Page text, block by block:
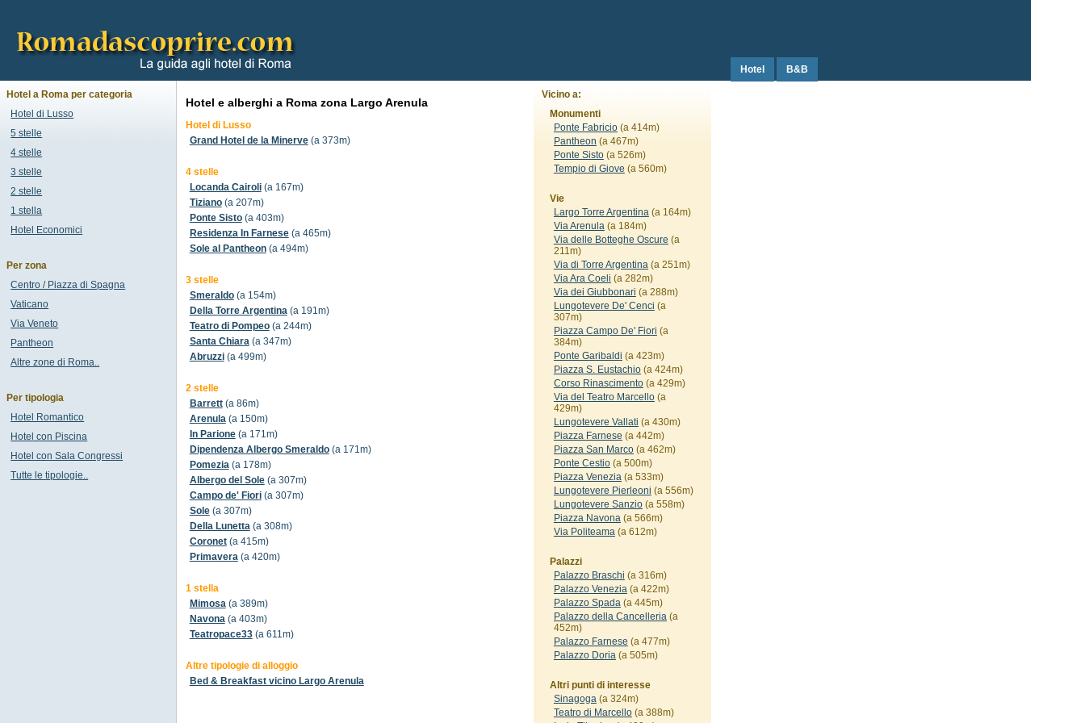
Hotel B&B
Hotel e alberghi a Roma zona Largo Arenula
Hotel di Lusso
Grand Hotel de la Minerve(a 373m)
4 stelle
Locanda Cairoli(a 167m)
Tiziano(a 207m)
Ponte Sisto(a 403m)
Residenza In Farnese(a 465m)
Sole al Pantheon(a 494m)
3 stelle
Smeraldo(a 154m)
Della Torre Argentina(a 191m)
Teatro di Pompeo(a 244m)
Santa Chiara(a 347m)
Abruzzi(a 499m)
2 stelle
Barrett(a 86m)
Arenula(a 150m)
In Parione(a 171m)
Dipendenza Albergo Smeraldo(a 171m)
Pomezia(a 178m)
Albergo del Sole(a 307m)
Campo de' Fiori(a 307m)
Sole(a 307m)
Della Lunetta(a 308m)
Coronet(a 415m)
Primavera(a 420m)
1 stella
Mimosa(a 389m)
Navona(a 403m)
Teatropace33(a 611m)
Altre tipologie di alloggio
Bed & Breakfast vicino Largo Arenula
Vicino a:
Monumenti
Ponte Fabricio(a 414m)
Pantheon (a 467m)
Ponte Sisto(a 526m)
Tempio di Giove (a 560m)
Vie
Largo Torre Argentina(a 164m)
Via Arenula(a 184m)
Via delle Botteghe Oscure (a
211m)
Via di Torre Argentina(a 251m)
Via Ara Coeli (a 282m)
Via dei Giubbonari (a 288m)
Lungotevere De' Cenci (a
307m)
Piazza Campo De' Fiori (a
384m)
Ponte Garibaldi (a 423m)
Piazza S. Eustachio(a 424m)
Corso Rinascimento(a 429m)
Via del Teatro Marcello(a
429m)
Lungotevere Vallati (a 430m)
Piazza Farnese (a 442m)
Piazza San Marco(a 462m)
Ponte Cestio(a 500m)
Piazza Venezia(a 533m)
Lungotevere Pierleoni (a 556m)
Lungotevere Sanzio(a 558m)
Piazza Navona(a 566m)
Via Politeama(a 612m)
Palazzi
Palazzo Braschi (a 316m)
Palazzo Venezia(a 422m)
Palazzo Spada(a 445m)
Palazzo della Cancelleria(a
452m)
Palazzo Farnese (a 477m)
Palazzo Doria(a 505m)
Altri punti di interesse
Sinagoga(a 324m)
Teatro di Marcello(a 388m)
Hotel a Roma per categoria
Hotel di Lusso
5 stelle
4 stelle
3 stelle
2 stelle
1 stella
Hotel Economici
Per zona
Centro / Piazza di Spagna
Vaticano
Via Veneto
Pantheon
Altre zone di Roma..
Per tipologia
Hotel Romantico
Hotel con Piscina
Hotel con Sala Congressi
Tutte le tipologie..